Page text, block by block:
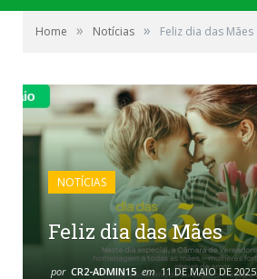
Home » Notícias » Feliz dia das Mães
NOTÍCIAS
Feliz dia das Mães
por CR2-ADMIN15 em 11 DE MAIO DE 2025